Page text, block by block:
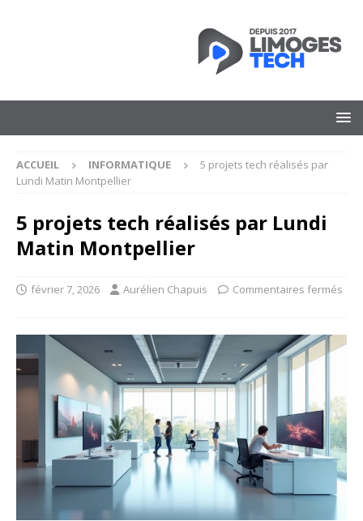
ACCUEIL INFORMATIQUE
5 projets tech réalisés par
Lundi Matin Montpellier
5 projets tech réalisés par Lundi
Matin Montpellier
février 7, 2026 Aurélien Chapuis Commentaires fermés